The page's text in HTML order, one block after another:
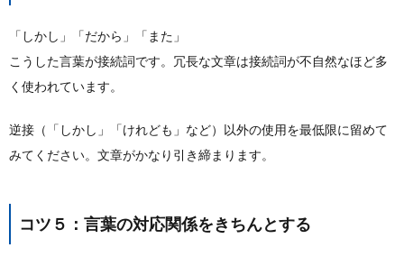
「しかし」「だから」「また」
こうした言葉が接続詞です。冗長な文章は接続詞が不自然なほど多
く使われています。
逆接（「しかし」「けれども」など）以外の使用を最低限に留めて
みてください。文章がかなり引き締まります。
コツ５：言葉の対応関係をきちんとする